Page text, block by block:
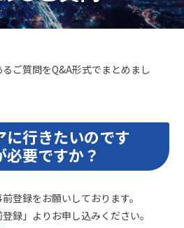
ご質問をQ&A形式でまとめまし
に行きたいのです
要ですか？
登録をお願いしております。
録」よりお申し込みください。